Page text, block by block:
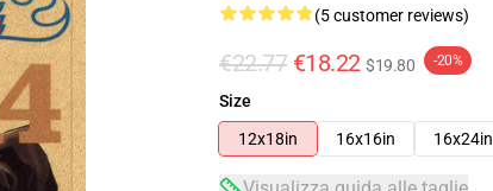
(5 customer reviews)
€22.77 €18.22 $19.80 -20%
Size
12x18in
16x16in 16x24in